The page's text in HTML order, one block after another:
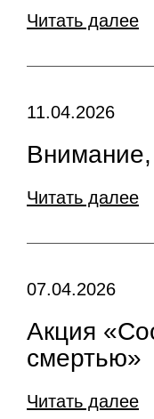
Читать далее
11.04.2026
Внимание,
Читать далее
07.04.2026
Акция
смертью»
Читать далее